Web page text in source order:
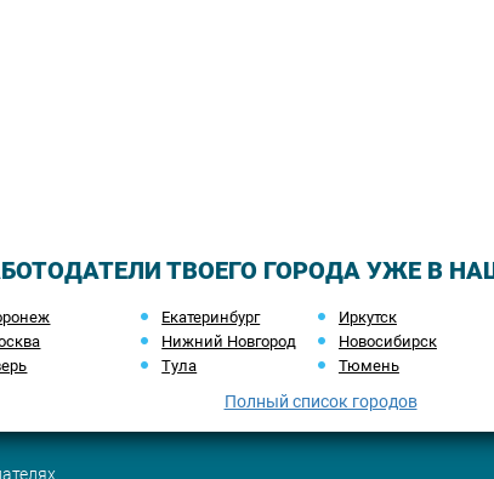
ТВОЕГО ГОРОДА УЖЕ В
Екатеринбург Иркутск
Нижний Новгород Новосибирск
Тула Тюмень
Полный список городов